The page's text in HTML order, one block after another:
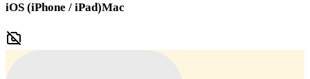
iOS (iPhone / iPad)Mac